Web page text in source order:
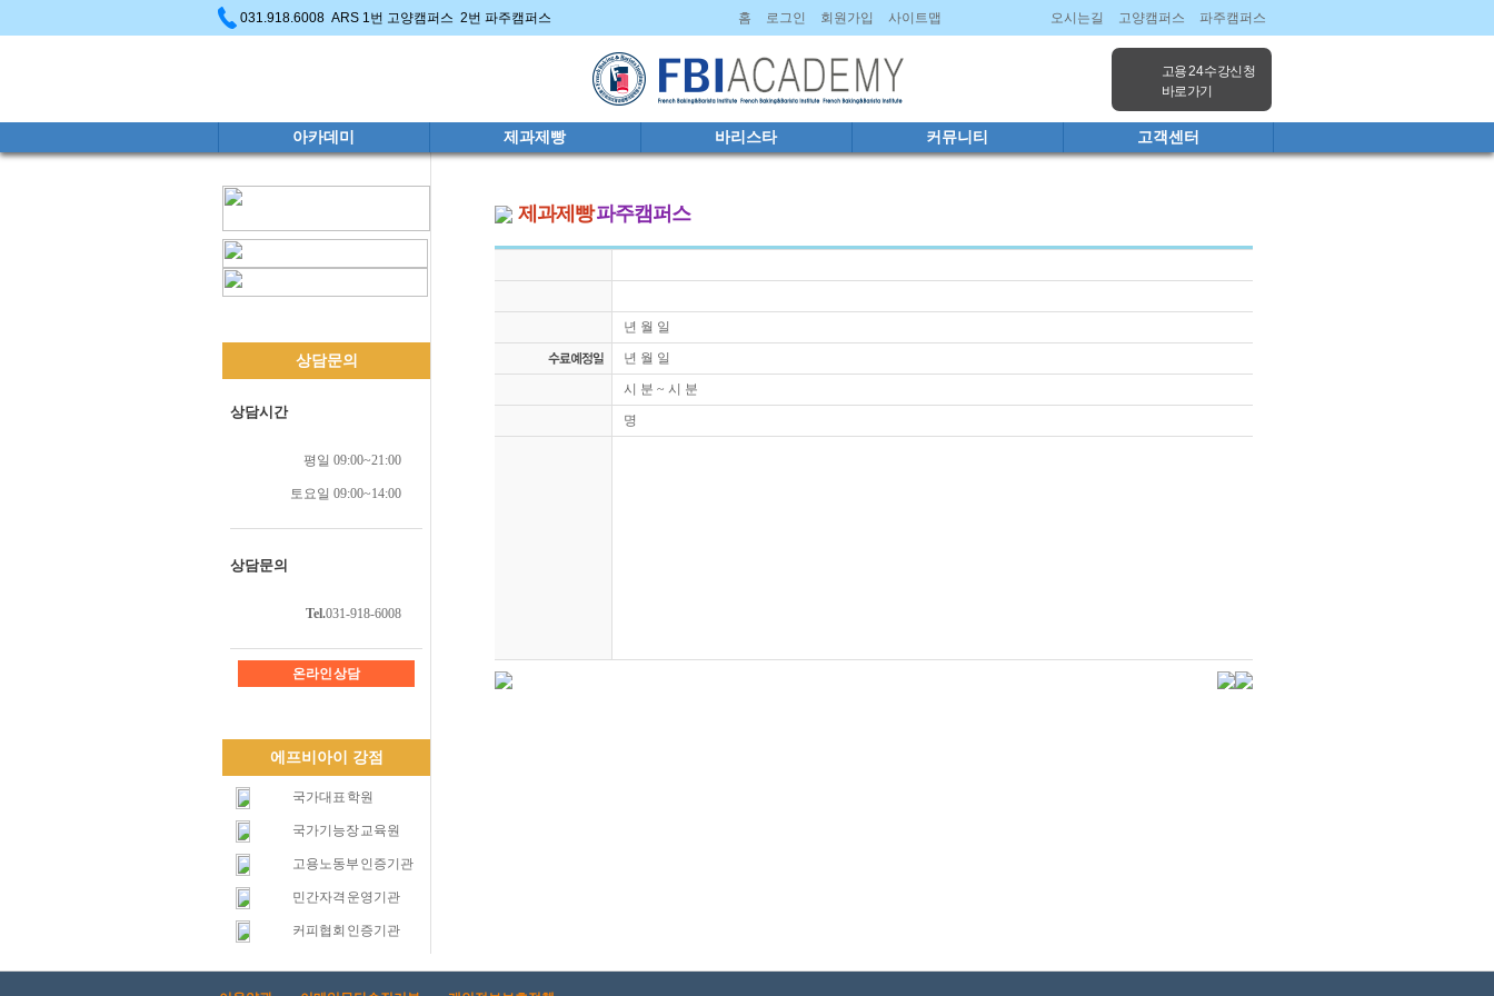
031.918.6008 ARS 1번 고양캠퍼스 2번 파주캠퍼스 홈 로그인 회원가입 사이트맵 오시는길 고양캠퍼스 파주캠퍼스
고용 24 수강신청
바로가기
아카데미 제과제빵 바리스타 커뮤니티 고객센터
상담문의
상담시간
평일 09:00~21:00
토요일 09:00~14:00
상담문의
Tel.031-918-6008
온라인 상담
에프비아이 강점
국가대표 학원
국가기능장 교육원
고용노동부 인증기관
민간자격 운영기관
커피협회 인증기관
제과제빵파주캠퍼스
년 월 일
년 월 일
시 분 ~ 시 분
명